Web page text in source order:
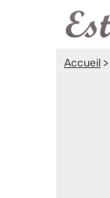
Accueil >